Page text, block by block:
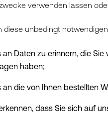
verwenden lassen
diese unbedingt
an Daten zu erinnern, die
haben;
an die von Ihnen bestellten
dass Sie sich auf